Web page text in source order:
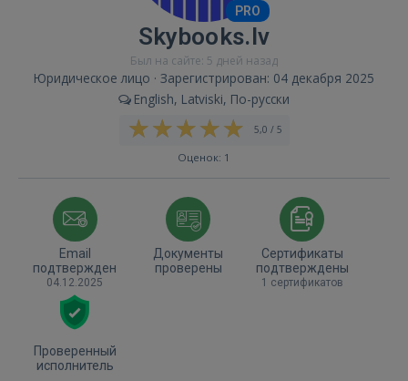
PRO
Skybooks.lv
Был на сайте: 5 дней назад
Юридическое лицо · Зарегистрирован: 04 декабря 2025
English, Latviski, По-русски
5,0 / 5
Оценок: 1
Email
подтвержден
04.12.2025
Документы
проверены
Сертификаты
подтверждены
1 сертификатов
Проверенный
исполнитель